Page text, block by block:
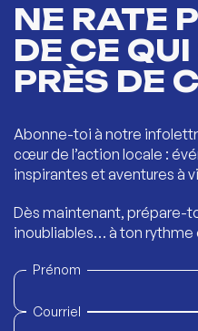
NE RATE
DE CE
PRÈS DE
Abonne-toi à notre
cœur de l’action locale :
inspirantes et aventures à
Dès maintenant, prépare-
inoubliables… à ton rythme
Prénom
Courriel